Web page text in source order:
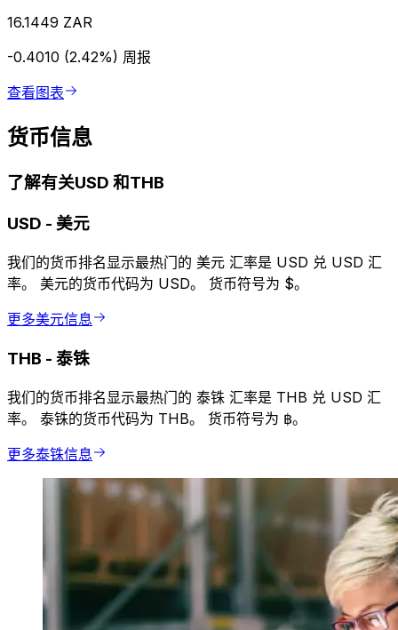
16.1449 ZAR
-0.4010 (2.42%) 周报
查看图表
货币信息
了解有关USD 和THB
USD - 美元
我们的货币排名显示最热门的 美元 汇率是 USD 兑 USD 汇
率。 美元的货币代码为 USD。 货币符号为 $。
更多美元信息
THB - 泰铢
我们的货币排名显示最热门的 泰铢 汇率是 THB 兑 USD 汇
率。 泰铢的货币代码为 THB。 货币符号为 ฿。
更多泰铢信息